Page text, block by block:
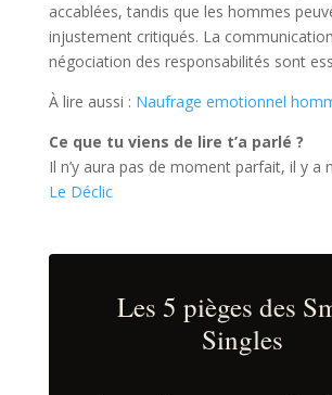
accablées, tandis que les hommes
injustement critiqués. La
négociation des responsabilités sont
À lire aussi : Naufrage emotionnel
Ce que tu viens de lire t’a parlé ?
Il n’y aura pas de moment parfait, il y a
Le Déclic
Les 5 pièges des
Singles